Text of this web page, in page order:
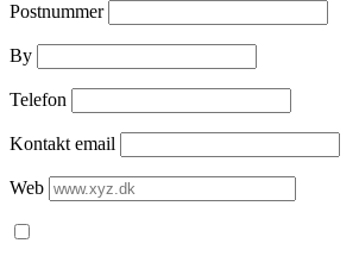
Postnummer
By
Telefon
Kontakt email
Web